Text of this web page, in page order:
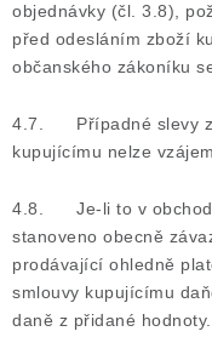
objednávky (čl. 3.8),
před odesláním zboží
občanského zákoníku
4.7. Případné slevy z
kupujícímu nelze
4.8. Je-li to v
stanoveno obecně
prodávající ohledně
smlouvy kupujícímu
daně z přidané